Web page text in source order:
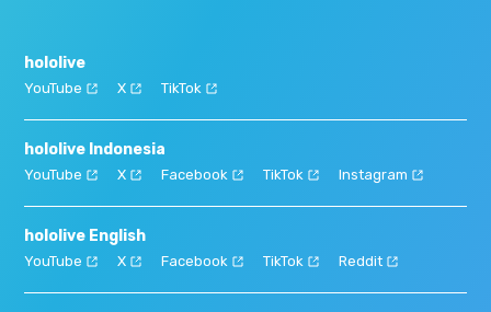
hololive
YouTube X TikTok
hololive Indonesia
YouTube X Facebook TikTok Instagram
hololive English
YouTube X Facebook TikTok Reddit